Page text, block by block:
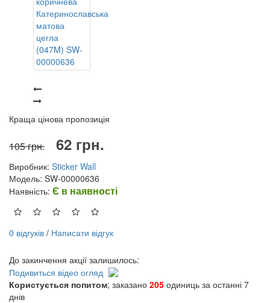
Краща цінова пропозиція
105 грн. 62 грн.
Виробник: Sticker Wall
Модель: SW-00000636
Наявність: Є в наявності
0 відгуків / Написати відгук
До закинчення акції залишилось:
Подивиться відео огляд
Користується попитом; заказано 205 одиниць за останні 7
днів